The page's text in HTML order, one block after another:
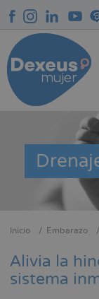
contenido
principal
enlaces
de
Inicio Embarazo
Alivia la
sistema